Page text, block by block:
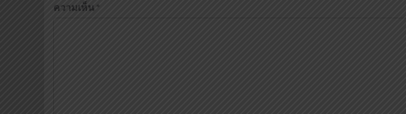
ความเห็น *